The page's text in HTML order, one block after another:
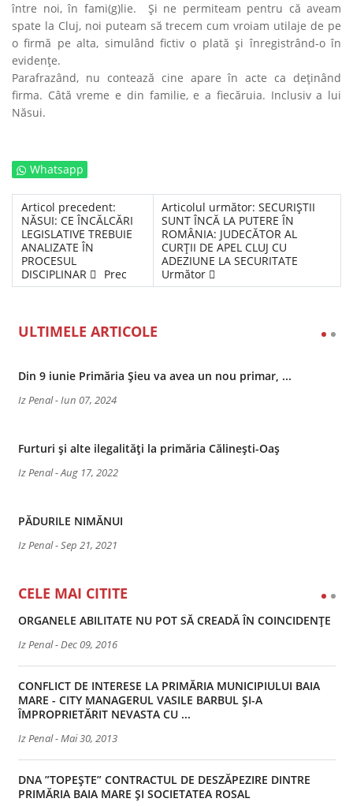
între noi, în fami(g)lie. Şi ne permiteam pentru că aveam
spate la Cluj, noi puteam să trecem cum vroiam utilaje de pe
o firmă pe alta, simulând fictiv o plată şi înregistrând-o în
evidenţe.
Parafrazând, nu contează cine apare în acte ca deţinând
firma. Câtă vreme e din familie, e a fiecăruia. Inclusiv a lui
Năsui.
Whatsapp
Articol precedent:
NĂSUI: CE ÎNCĂLCĂRI
LEGISLATIVE TREBUIE
ANALIZATE ÎN
PROCESUL
DISCIPLINAR
Prec
Articolul următor: SECURIŞTII
SUNT ÎNCĂ LA PUTERE ÎN
ROMÂNIA: JUDECĂTOR AL
CURŢII DE APEL CLUJ CU
ADEZIUNE LA SECURITATE
Următor
ULTIMELE ARTICOLE
Din 9 iunie Primăria Șieu va avea un nou primar, ...
Iz Penal-Iun 07, 2024
Furturi și alte ilegalități la primăria Călinești-Oaș
Iz Penal-Aug 17, 2022
PĂDURILE NIMĂNUI
Iz Penal-Sep 21, 2021
CELE MAI CITITE
ORGANELE ABILITATE NU POT SĂ CREADĂ ÎN COINCIDENȚE
Iz Penal-Dec 09, 2016
CONFLICT DE INTERESE LA PRIMĂRIA MUNICIPIULUI BAIA
MARE - CITY MANAGERUL VASILE BARBUL ȘI-A
ÎMPROPRIETĂRIT NEVASTA CU ...
Iz Penal-Mai 30, 2013
DNA ”TOPEȘTE” CONTRACTUL DE DESZĂPEZIRE DINTRE
PRIMĂRIA BAIA MARE ȘI SOCIETATEA ROSAL